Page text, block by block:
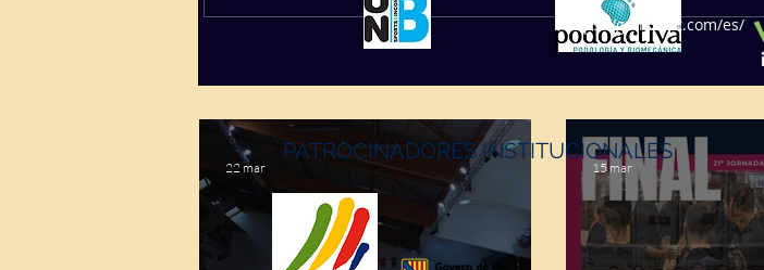
22 mar 15 mar
PATROCINADORES INSTITUCIONALES
https://geffsport.com/es/